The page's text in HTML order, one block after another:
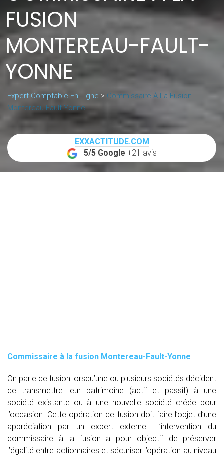
FUSION
MONTEREAU-FAULT-
YONNE
Expert Comptable En Ligne > Commissaire À La Fusion
Montereau-Fault-Yonne
EXXACTITUDE.COM
5/5 Google +21 avis
Commissaire à la fusion Montereau-Fault-Yonne
On parle de fusion lorsqu’une ou plusieurs sociétés décident
de transmettre leur patrimoine (actif et passif) à une
société existante ou à une nouvelle société créée pour
l’occasion. Cette opération de fusion doit faire l’objet d’une
appréciation par un expert externe. L’intervention du
commissaire à la fusion
a pour objectif de préserver
l’égalité entre actionnaires et sécuriser l’opération au niveau